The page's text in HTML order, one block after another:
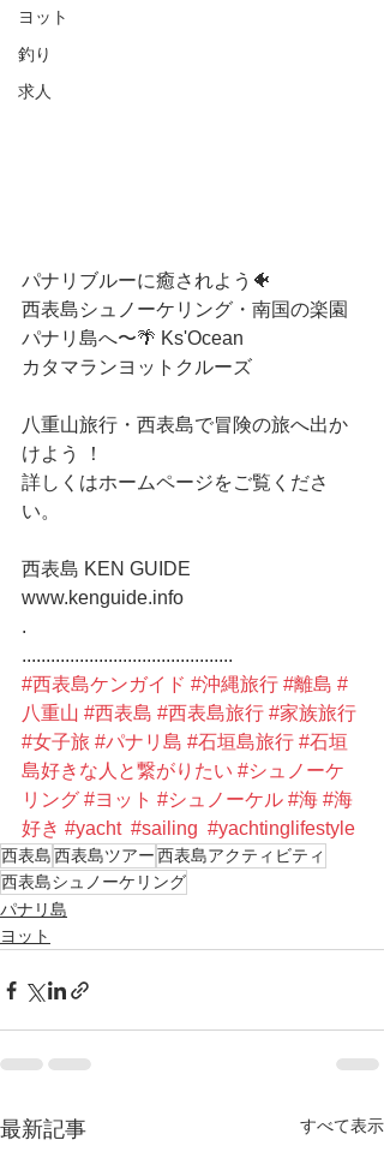
ヨット
釣り
求人
パナリブルーに癒されよう🐠
西表島シュノーケリング・南国の楽園
パナリ島へ〜🌴 Ks'Ocean
カタマランヨットクルーズ
八重山旅行・西表島で冒険の旅へ出か
けよう ！
詳しくはホームページをご覧くださ
い。
西表島 KEN GUIDE
www.kenguide.info
.
............................................
#西表島ケンガイド #沖縄旅行 #離島 #
八重山 #西表島 #西表島旅行 #家族旅行
#女子旅 #パナリ島 #石垣島旅行 #石垣
島好きな人と繋がりたい #シュノーケ
リング #ヨット #シュノーケル #海 #海
好き #yacht #sailing #yachtinglifestyle
西表島西表島ツアー西表島アクティビティ
西表島シュノーケリング
パナリ島
ヨット
最新記事 すべて表示